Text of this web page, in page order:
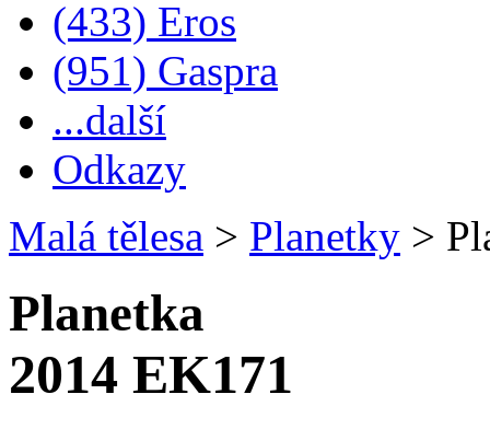
(433) Eros
(951) Gaspra
...další
Odkazy
Malá tělesa > Planetky >
Planetka
2014 EK171